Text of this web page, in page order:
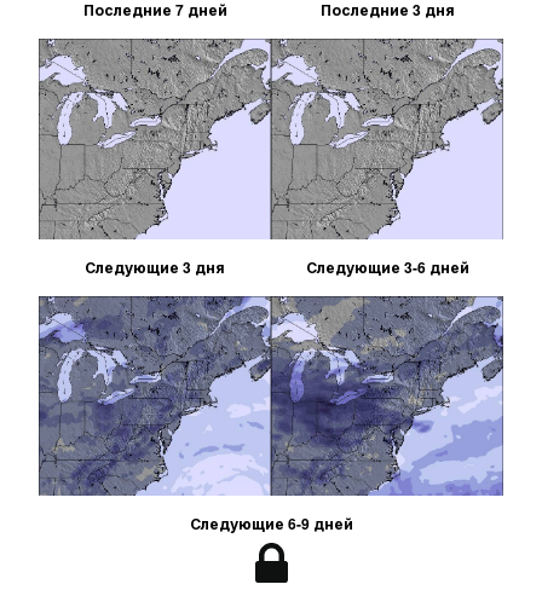
Последние 7 дней Последние 3 дня
Следующие 3 дня Следующие 3-6 дней
Следующие 6-9 дней